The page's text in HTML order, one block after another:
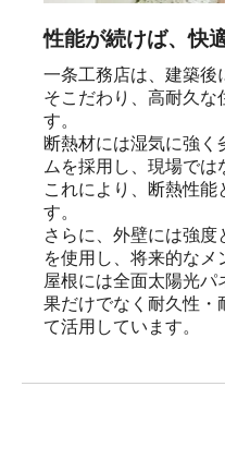
性能が続けば、快
一条工務店は、建築後
そこだわり、高耐久な
す。
断熱材には湿気に強
ムを採用し、現場では
これにより、断熱性能
す。
さらに、外壁には強
を使用し、将来的なメ
屋根には全面太陽光
果だけでなく耐久性・
て活用しています。